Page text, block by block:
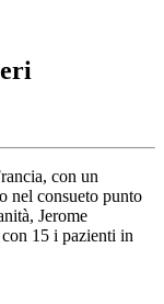
con un
nel consueto punto
Jerome
15 i pazienti in